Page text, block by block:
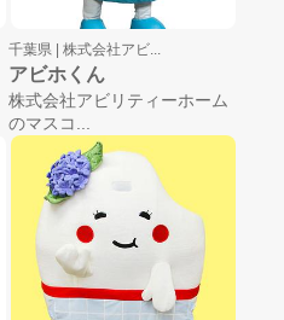
千葉県 | 株式会社アビ...
アビホくん
株式会社アビリティーホーム
のマスコ...